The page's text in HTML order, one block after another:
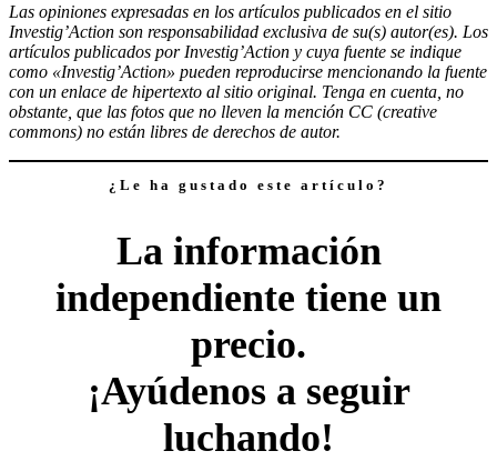
Las opiniones expresadas en los artículos publicados en el sitio
Investig’Action son responsabilidad exclusiva de su(s) autor(es). Los
artículos publicados por Investig’Action y cuya fuente se indique
como «Investig’Action» pueden reproducirse mencionando la fuente
con un enlace de hipertexto al sitio original. Tenga en cuenta, no
obstante, que las fotos que no lleven la mención CC (creative
commons) no están libres de derechos de autor.
¿Le ha gustado este artículo?
La información
independiente tiene un
precio.
¡Ayúdenos a seguir
luchando!